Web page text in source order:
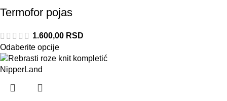
Termofor pojas
1.600,00 RSD
Odaberite opcije